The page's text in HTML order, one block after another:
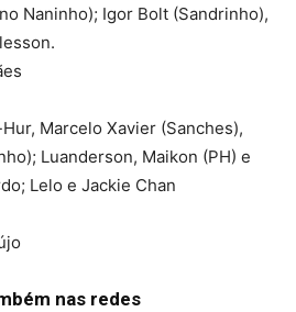
Naninho); Igor Bolt (Sandrinho),
Marcelo Xavier (Sanches),
Luanderson, Maikon (PH) e
Lelo e Jackie Chan
nas redes